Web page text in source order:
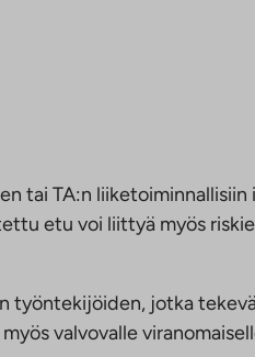
tai TA:n
etu voi liittyä myös
jotka
valvovalle